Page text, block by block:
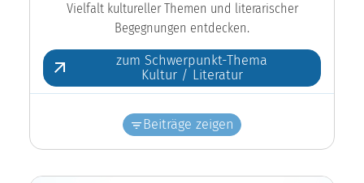
Vielfalt kultureller Themen und literarischer
Begegnungen entdecken.
zum Schwerpunkt-Thema
Kultur / Literatur
Beiträge zeigen